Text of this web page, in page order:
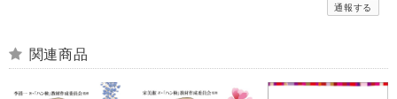
通報する
関連商品